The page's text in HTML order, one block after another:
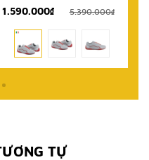
1.590.000₫
5.390.000₫
TỰ